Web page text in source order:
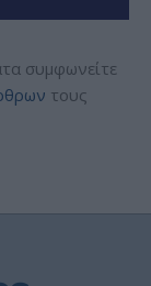
συμφωνείτε
τους